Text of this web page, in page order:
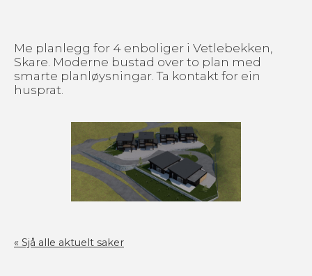
Me planlegg for 4 enboliger i Vetlebekken,
Skare. Moderne bustad over to plan med
smarte planløysningar. Ta kontakt for ein
husprat.
« Sjå alle aktuelt saker